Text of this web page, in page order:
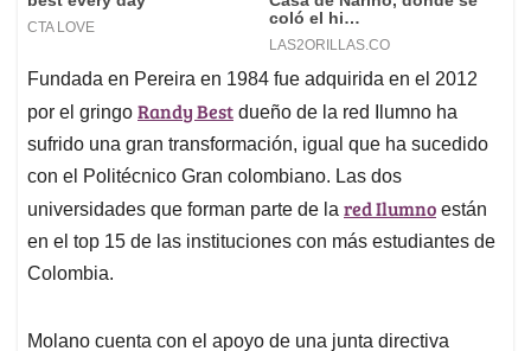
Fundada en Pereira en 1984 fue adquirida en el 2012
por el gringo Randy Best dueño de la red Ilumno ha
sufrido una gran transformación, igual que ha sucedido
con el Politécnico Gran colombiano. Las dos
universidades que forman parte de la red Ilumno están
en el top 15 de las instituciones con más estudiantes de
Colombia.
Molano cuenta con el apoyo de una junta directiva